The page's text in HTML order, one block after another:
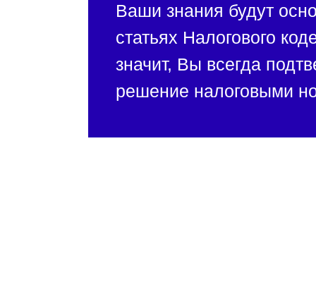
Ваши знания будут
статьях Налогового
значит, Вы всегда
решение налоговыми